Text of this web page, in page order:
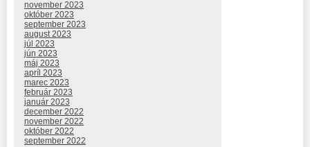
november 2023
október 2023
september 2023
august 2023
júl 2023
jún 2023
máj 2023
apríl 2023
marec 2023
február 2023
január 2023
december 2022
november 2022
október 2022
september 2022